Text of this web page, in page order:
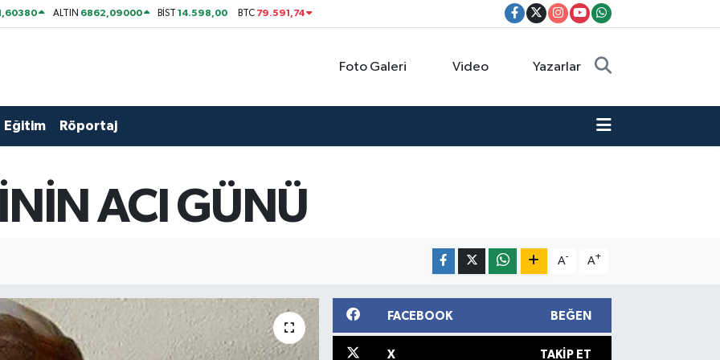
ALTIN 6862,09000 BİST14.598,00 BTC 79.591,74
Foto Galeri Video Yazarlar
Eğitim Röportaj
ACI GÜNÜ
A- A+
FACEBOOK BEĞEN
X TAKIP ET